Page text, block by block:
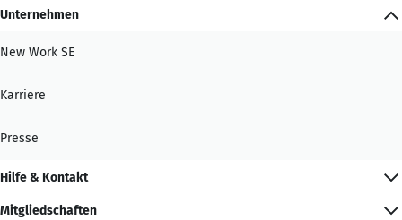
Unternehmen
New Work SE
Karriere
Presse
Hilfe & Kontakt
Mitgliedschaften